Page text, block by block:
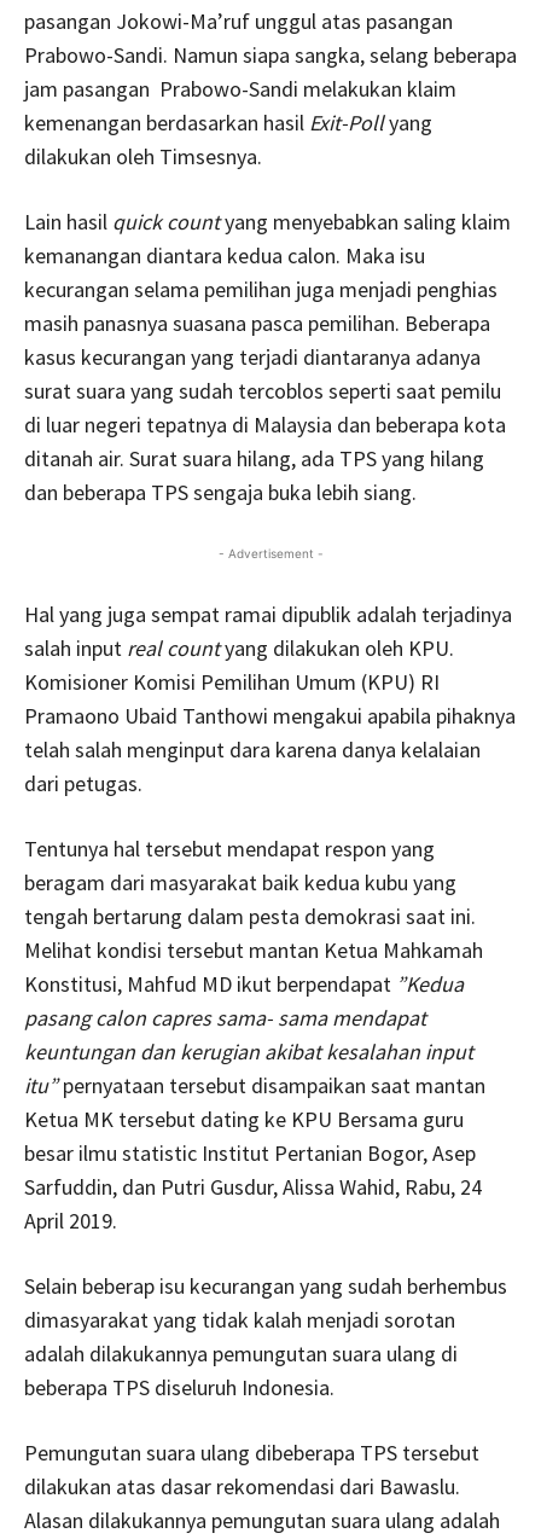
pasangan Jokowi-Ma’ruf unggul atas pasangan
Prabowo-Sandi. Namun siapa sangka, selang beberapa
jam pasangan Prabowo-Sandi melakukan klaim
kemenangan berdasarkan hasil Exit-Pollyang
dilakukan oleh Timsesnya.
Lain hasil quick countyang menyebabkan saling klaim
kemanangan diantara kedua calon. Maka isu
kecurangan selama pemilihan juga menjadi penghias
masih panasnya suasana pasca pemilihan. Beberapa
kasus kecurangan yang terjadi diantaranya adanya
surat suara yang sudah tercoblos seperti saat pemilu
di luar negeri tepatnya di Malaysia dan beberapa kota
ditanah air. Surat suara hilang, ada TPS yang hilang
dan beberapa TPS sengaja buka lebih siang.
- Advertisement -
Hal yang juga sempat ramai dipublik adalah terjadinya
salah input real countyang dilakukan oleh KPU.
Komisioner Komisi Pemilihan Umum (KPU) RI
Pramaono Ubaid Tanthowi mengakui apabila pihaknya
telah salah menginput dara karena danya kelalaian
dari petugas.
Tentunya hal tersebut mendapat respon yang
beragam dari masyarakat baik kedua kubu yang
tengah bertarung dalam pesta demokrasi saat ini.
Melihat kondisi tersebut mantan Ketua Mahkamah
Konstitusi, Mahfud MD ikut berpendapat ”Kedua
pasang calon capres sama- sama mendapat
keuntungan dan kerugian akibat kesalahan input
itu”pernyataan tersebut disampaikan saat mantan
Ketua MK tersebut dating ke KPU Bersama guru
besar ilmu statistic Institut Pertanian Bogor, Asep
Sarfuddin, dan Putri Gusdur, Alissa Wahid, Rabu, 24
April 2019.
Selain beberap isu kecurangan yang sudah berhembus
dimasyarakat yang tidak kalah menjadi sorotan
adalah dilakukannya pemungutan suara ulang di
beberapa TPS diseluruh Indonesia.
Pemungutan suara ulang dibeberapa TPS tersebut
dilakukan atas dasar rekomendasi dari Bawaslu.
Alasan dilakukannya pemungutan suara ulang adalah